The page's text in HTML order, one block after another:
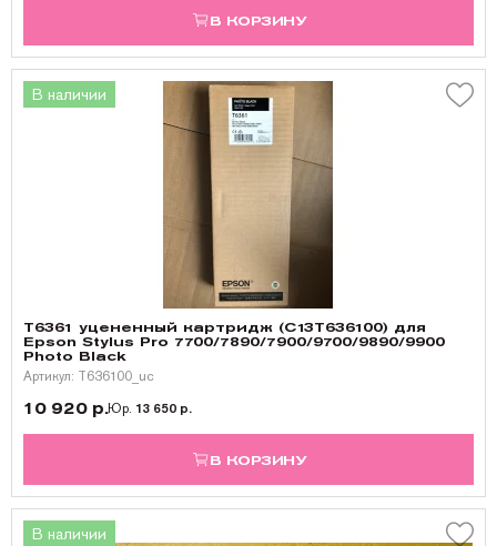
В КОРЗИНУ
В наличии
T6361 уцененный картридж (C13T636100) для
Epson Stylus Pro 7700/7890/7900/9700/9890/9900
Photo Black
Артикул: T636100_uc
10 920 р.Юр. 13 650 р.
В КОРЗИНУ
В наличии